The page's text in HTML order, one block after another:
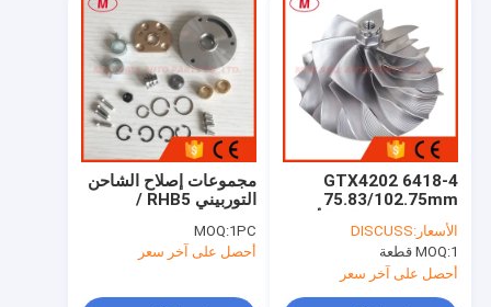
مجموعات إصلاح الشاحن
التوربيني RHB5 /
التوربيني / مجموعات
إعادة البناء
MOQ:1PC
أحصل على آخر سعر
GTX4202 6418-4
75.83/102.75mm
نقطة طحن توربو شاحن
بيلت ضاغط عجلة
الأسعار:DISCUSS
MOQ:1 قطعة
أحصل على آخر سعر